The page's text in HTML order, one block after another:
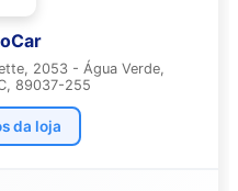
2053 - Água Verde,
89037-255
da loja